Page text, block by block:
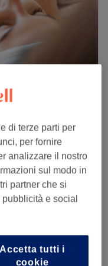
Chiuso
Chiuso
ideale dove
Qui, ogni
e prodotti di
fermata bus
che si prende cura
e il tuo
da € 22
€ 13
€ 10
del salone
di terze parti per
per fornire
analizzare il nostro
sul modo in
partner che si
e social
Accetta tutti i
cookie